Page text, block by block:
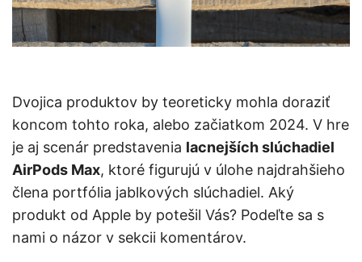
Dvojica produktov by teoreticky mohla doraziť
koncom tohto roka, alebo začiatkom 2024. V hre
je aj scenár predstavenia lacnejších slúchadiel
AirPods Max, ktoré figurujú v úlohe najdrahšieho
člena portfólia jablkových slúchadiel. Aký
produkt od Apple by potešil Vás? Podeľte sa s
nami o názor v sekcii komentárov.